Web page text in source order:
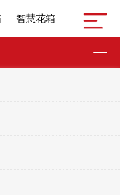
智慧花箱